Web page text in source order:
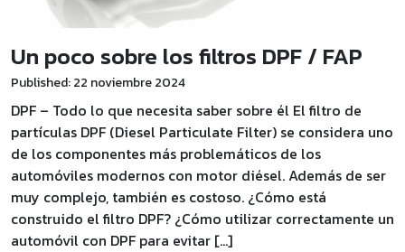
Un poco sobre los filtros DPF / FAP
Published: 22 noviembre 2024
DPF – Todo lo que necesita saber sobre él El filtro de
partículas DPF (Diesel Particulate Filter) se considera uno
de los componentes más problemáticos de los
automóviles modernos con motor diésel. Además de ser
muy complejo, también es costoso. ¿Cómo está
construido el filtro DPF? ¿Cómo utilizar correctamente un
automóvil con DPF para evitar […]